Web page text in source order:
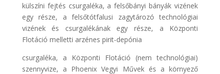
külszíni fejtés csurgaléka, a felsőbányi bányák vizének
egy része, a felsőtótfalusi zagytározó technológiai
vizének és csurgalékának egy része, a Központi
Flotáció melletti arzénes pirit-depónia
csurgaléka, a Központi Flotáció (nem technológiai)
szennyvize, a Phoenix Vegyi Művek és a környező